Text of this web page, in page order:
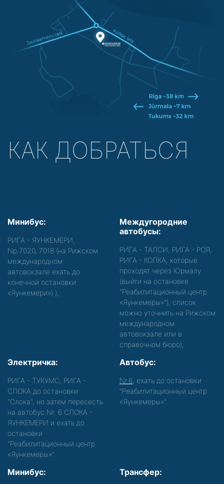
КАК ДОБРАТЬСЯ
Минибус:
РИГА - ЯУНКЕМЕРИ,
Nр.7020, 7018 (на Рижском
международном
автовокзале ехать до
конечной остановки
«Яункемери») );
Междугородние
автобусы:
РИГА - ТАЛСИ, РИГА - РОЯ,
РИГА - КОЛКА, которые
проходят через Юрмалу
(выйти на остановке
"Реабилитационный центр
«Яункемеры»"), список
можно уточнить на Рижском
международном
автовокзале или в
справочном бюро);
Электричка:
РИГА - ТУКУМС, РИГА -
СЛОКА до остановки
"Слока", но затем пересесть
на автобус Nr. 6 СЛОКА -
ЯУНКЕМЕРИ и ехать до
остановки
"Реабилитационный центр
«Яункемеры»".
Автобус:
Nr.6 , ехать до остановки
"Реабилитационный центр
«Яункемеры»".
Минибус: Трансфер: